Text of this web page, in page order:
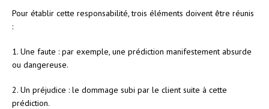
Pour établir cette responsabilité, trois éléments doivent être réunis
:
1. Une faute : par exemple, une prédiction manifestement absurde
ou dangereuse.
2. Un préjudice : le dommage subi par le client suite à cette
prédiction.